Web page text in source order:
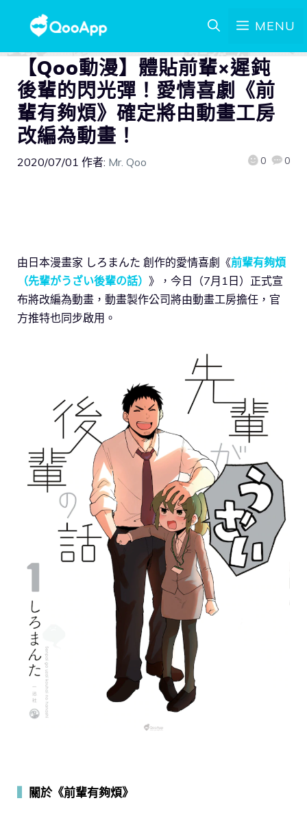
MENU
【Qoo動漫】體貼前輩×遲鈍
後輩的閃光彈！愛情喜劇《前
輩有夠煩》確定將由動畫工房
改編為動畫！
2020/07/01 作者: Mr. Qoo 0 0
由日本漫畫家 しろまんた 創作的愛情喜劇《前輩有夠煩
（先輩がうざい後輩の話） 》，今日（7月1日）正式宣
布將改編為動畫，動畫製作公司將由動畫工房擔任，官
方推特也同步啟用。
關於《前輩有夠煩》